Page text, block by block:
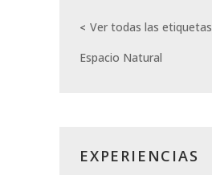
Ver todas las etiquetas
Espacio Natural
EXPERIENCIAS